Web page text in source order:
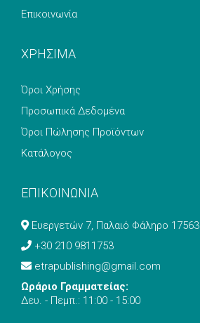
Επικοινωνία
ΧΡΗΣΙΜΑ
Όροι Χρήσης
Προσωπικά Δεδομένα
Όροι Πώλησης Προϊόντων
Κατάλογος
ΕΠΙΚΟΙΝΩΝΙΑ
Ευεργετών 7, Παλαιό Φάληρο 17563
+30 210 9811753
etrapublishing@gmail.com
Ωράριο Γραμματείας:
Δευ. - Πεμπ.: 11:00 - 15:00